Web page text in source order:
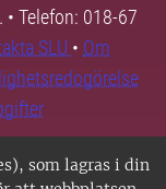
som lagras i din
Telefon: 018-67
SLU • Om